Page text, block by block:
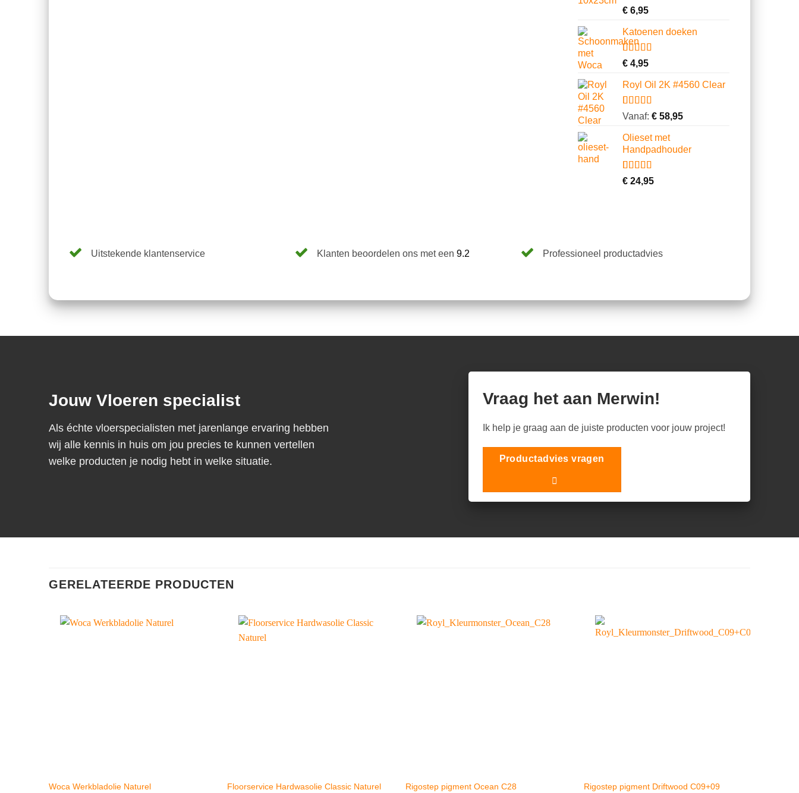
Gewaardeerd
4.22
gebaseerd
op
9
klantbeoordelingen
€6,95
Katoenen doeken
Gewaardeerd
4.62
gebaseerd
op
13
klantbeoordelingen
€4,95
Royl Oil 2K #4560 Clear
Gewaardeerd
gebaseerd
op
4
klantbeoordelingen
Vanaf: €58,95
Olieset met
Handpadhouder
Gewaardeerd
op 5
11
€24,95
Uitstekende klantenservice Klanten beoordelen ons met een9.2 Professioneel productadvies
Jouw Vloeren specialist
Als échte vloerspecialisten met jarenlange ervaring hebben
wij alle kennis in huis om jou precies te kunnen vertellen
welke producten je nodig hebt in welke situatie.
Vraag het aan Merwin!
Ik help je graag aan de juiste producten voor jouw project!
Productadvies vragen
GERELATEERDE PRODUCTEN
Woca Werkbladolie Naturel Floorservice Hardwasolie Classic Naturel
Rigostep pigment Ocean C28
Rigostep pigment Driftwood C09+09